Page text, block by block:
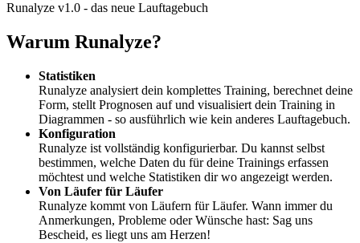
Runalyze v1.0 - das neue Lauftagebuch
Warum Runalyze?
Statistiken
Runalyze analysiert dein komplettes Training, berechnet deine
Form, stellt Prognosen auf und visualisiert dein Training in
Diagrammen - so ausführlich wie kein anderes Lauftagebuch.
Konfiguration
Runalyze ist vollständig konfigurierbar. Du kannst selbst
bestimmen, welche Daten du für deine Trainings erfassen
möchtest und welche Statistiken dir wo angezeigt werden.
Von Läufer für Läufer
Runalyze kommt von Läufern für Läufer. Wann immer du
Anmerkungen, Probleme oder Wünsche hast: Sag uns
Bescheid, es liegt uns am Herzen!